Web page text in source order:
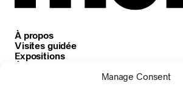
Manage Consent
À propos
Visites guidée
Expositions
Événements